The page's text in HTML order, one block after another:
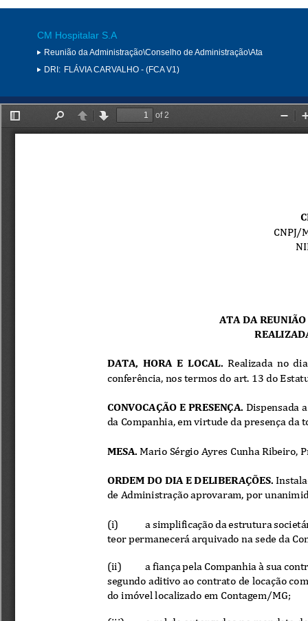
CM Hospitalar S.A
Reunião da Administração\Conselho de Administração\Ata
DRI: FLÁVIA CARVALHO - (FCA V1)